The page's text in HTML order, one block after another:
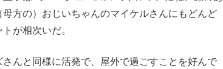
方の）おじいちゃんのマイケルさんにもどんど
が相次いだ。
んと同様に活発で、屋外で過ごすことを好んで